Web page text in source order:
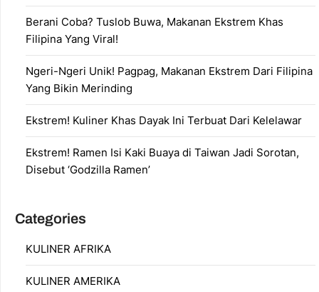
Berani Coba? Tuslob Buwa, Makanan Ekstrem Khas
Filipina Yang Viral!
Ngeri-Ngeri Unik! Pagpag, Makanan Ekstrem Dari Filipina
Yang Bikin Merinding
Ekstrem! Kuliner Khas Dayak Ini Terbuat Dari Kelelawar
Ekstrem! Ramen Isi Kaki Buaya di Taiwan Jadi Sorotan,
Disebut ‘Godzilla Ramen’
Categories
KULINER AFRIKA
KULINER AMERIKA